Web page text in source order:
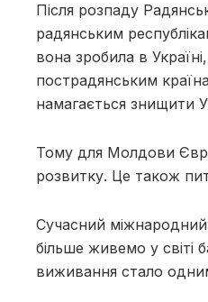
Після розпаду
радянським
вона зробила в
пострадянським
намагається знищити
Тому для Молдови
розвитку. Це також
Сучасний
більше живемо у світі
виживання стало